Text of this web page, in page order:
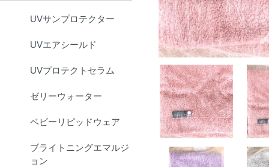
UVサンプロテクター
UVエアシールド
UVプロテクトセラム
ゼリーウォーター
ベビーリピッドウェア
ブライトニングエマルジ
ョン